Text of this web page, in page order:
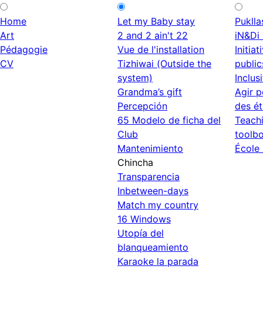
Home
Art
Pédagogie
CV
Let my Baby stay
2 and 2 ain't 22
Vue de l'installation
Tizhiwai (Outside the
system)
Grandma’s gift
Percepción
65 Modelo de ficha del
Club
Mantenimiento
Chincha
Transparencia
Inbetween-days
Match my country
16 Windows
Utopía del
blanqueamiento
Karaoke la parada
Agir
des
École